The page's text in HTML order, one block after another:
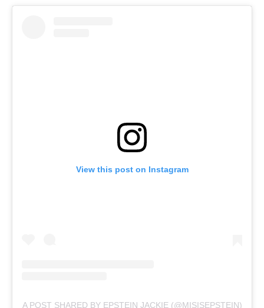
View this post on Instagram
A POST SHARED BY EPSTEIN JACKIE (@MISISEPSTEIN)